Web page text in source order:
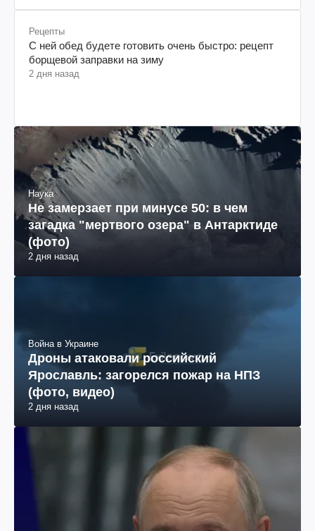
Рецепты
С ней обед будете готовить очень быстро: рецепт
борщевой заправки на зиму
2 дня назад
Наука
Не замерзает при минусе 50: в чем
загадка "мертвого озера" в Антарктиде
(фото)
2 дня назад
Война в Украине
Дроны атаковали российский
Ярославль: загорелся пожар на НПЗ
(фото, видео)
2 дня назад